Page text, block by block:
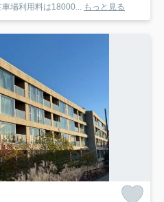
場利用料は18000...
もっと見る